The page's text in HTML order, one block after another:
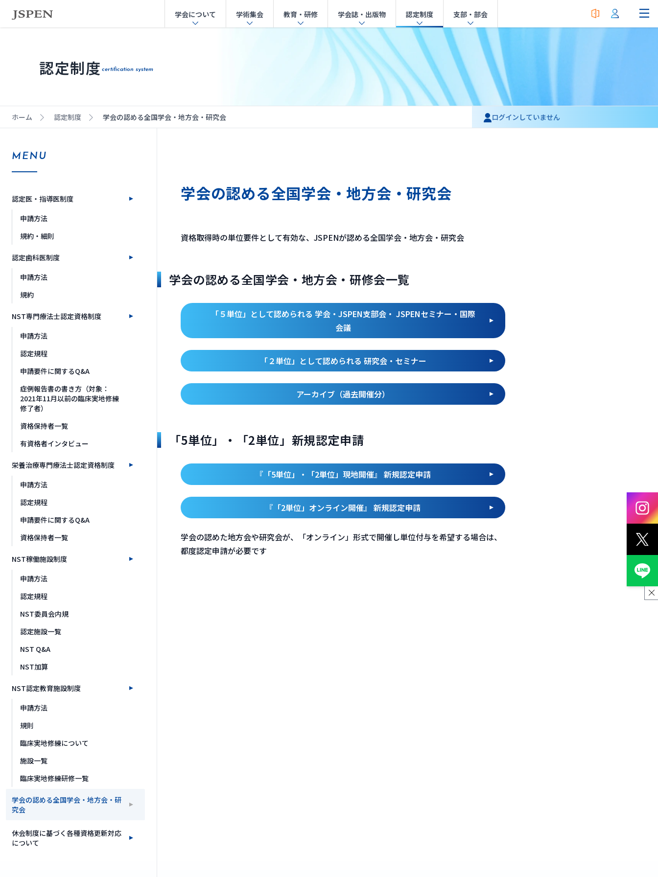
学会について 学術集会 教育・研修 学会誌・出版物 認定制度 支部・部会
認定制度 certification system
ホーム 認定制度 学会の認める全国学会・地方会・研究会 ログインしていません
MENU
認定医・指導医制度
申請方法
規約・細則
認定歯科医制度
申請方法
規約
NST専門療法士認定資格制度
申請方法
認定規程
申請要件に関するQ&A
症例報告書の書き方（対象：
2021年11月以前の臨床実地修練
修了者）
資格保持者一覧
有資格者インタビュー
栄養治療専門療法士認定資格制度
申請方法
認定規程
申請要件に関するQ&A
資格保持者一覧
NST稼働施設制度
申請方法
認定規程
NST委員会内規
認定施設一覧
NST Q&A
NST加算
NST認定教育施設制度
申請方法
規則
臨床実地修練について
施設一覧
臨床実地修練研修一覧
学会の認める全国学会・地方会・研
究会
休会制度に基づく各種資格更新対応
について
学会の認める全国学会・地方会・研究会
資格取得時の単位要件として有効な、JSPENが認める全国学会・地方会・研究会
学会の認める全国学会・地方会・研修会一覧
「５単位」として認められる​ 学会・JSPEN支部会・​ JSPENセミナー・国際
会議
「２単位」として認められる​ 研究会・セミナー​
アーカイブ（過去開催分）
「5単位」・「2単位」新規認定申請
『「5単位」・「2単位」現地開催』 新規認定申請
『「2単位」オンライン開催』 新規認定申請
学会の認めた地方会や研究会が、「オンライン」形式で開催し​単位付与を希望する場合は、
都度認定申請が必要です​